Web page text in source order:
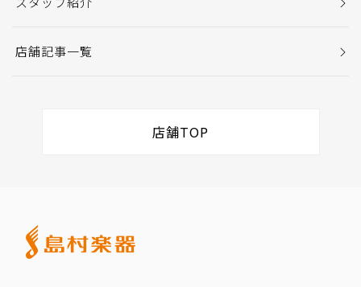
店舗記事一覧
店舗TOP